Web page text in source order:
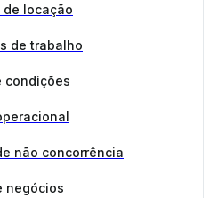
de locação
de trabalho
condições
não concorrência
negócios